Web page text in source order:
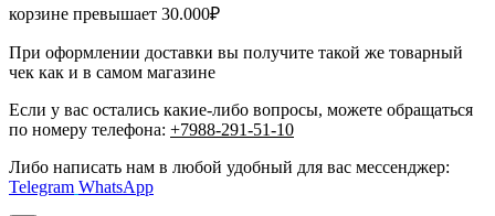
корзине превышает 30.000₽
При оформлении доставки вы получите такой же товарный
чек как и в самом магазине
Если у вас остались какие-либо вопросы, можете обращаться
по номеру телефона: +7988-291-51-10
Либо написать нам в любой удобный для вас мессенджер:
Telegram WhatsApp